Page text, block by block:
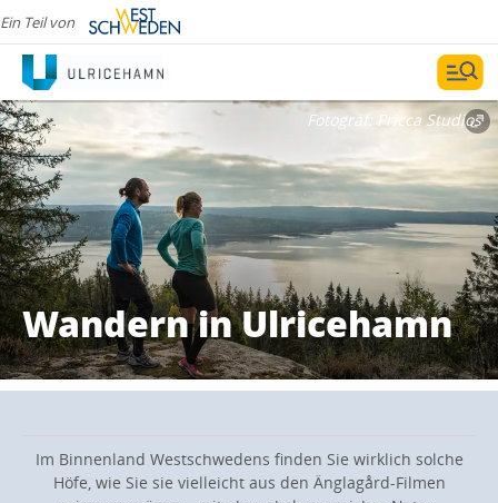
Ein Teil von
Wandern in Ulricehamn
Fotograf: Pricca Studios
Im Binnenland Westschwedens finden Sie wirklich solche
Höfe, wie Sie sie vielleicht aus den Änglagård-Filmen